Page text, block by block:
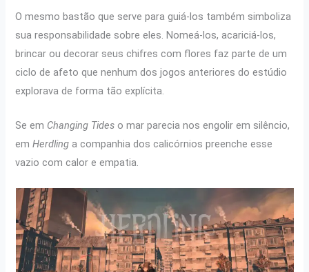
O mesmo bastão que serve para guiá-los também simboliza
sua responsabilidade sobre eles. Nomeá-los, acariciá-los,
brincar ou decorar seus chifres com flores faz parte de um
ciclo de afeto que nenhum dos jogos anteriores do estúdio
explorava de forma tão explícita.
Se em Changing Tides o mar parecia nos engolir em silêncio,
emHerdling a companhia dos calicórnios preenche esse
vazio com calor e empatia.